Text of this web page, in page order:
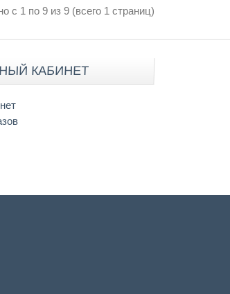
с 1 по 9 из 9 (всего 1 страниц)
КАБИНЕТ